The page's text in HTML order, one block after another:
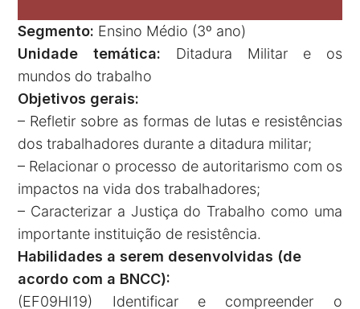
Segmento: Ensino Médio (3º ano)
Unidade temática: Ditadura Militar e os
mundos do trabalho
Objetivos gerais:
– Refletir sobre as formas de lutas e resistências
dos trabalhadores durante a ditadura militar;
– Relacionar o processo de autoritarismo com os
impactos na vida dos trabalhadores;
– Caracterizar a Justiça do Trabalho como uma
importante instituição de resistência.
Habilidades a serem desenvolvidas (de
acordo com a BNCC):
(EF09HI19) Identificar e compreender o